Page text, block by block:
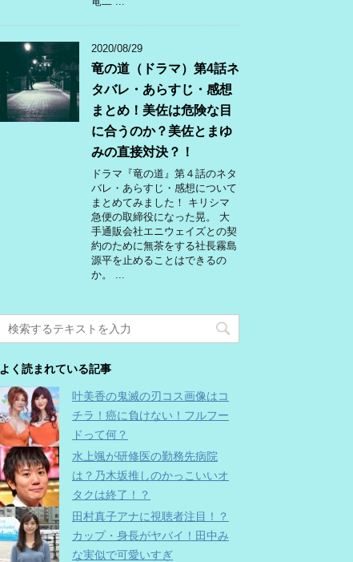
2020/08/29
竜の道（ドラマ）第4話ネ
タバレ・あらすじ・感想
まとめ！美佐は危険な目
に合うのか？美佐とまゆ
みの直接対決？！
ドラマ『竜の道』第４話のネタ
バレ・あらすじ・感想について
まとめてみました！ キリシマ
急便の取締役になった晃。 大
手通販会社エニウェイズとの契
約のために無茶をする社長霧島
源平を止めることはできるの
か。 ...
よく読まれている記事
叶美香の鬼滅の刃コス画像はコ
チラ！癌に負けない！フルフー
ドって何？
水上颯が研修医の勤務先病院
は？乃木坂推しのかっこいいオ
タクは終了！？
田村真子アナに視聴者注目！？
カップ・身長がヤバイ！田中み
な実似で可愛いすぎ